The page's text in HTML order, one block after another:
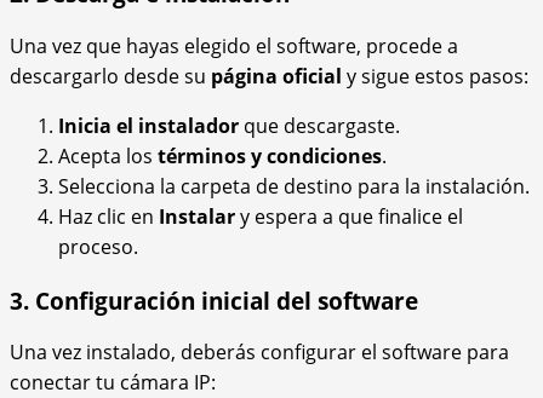
Una vez que hayas elegido el software, procede a
descargarlo desde su página oficial y sigue estos pasos:
Inicia el instalador que descargaste.
Acepta los términos y condiciones.
Selecciona la carpeta de destino para la instalación.
Haz clic en Instalary espera a que finalice el
proceso.
3. Configuración inicial del software
Una vez instalado, deberás configurar el software para
conectar tu cámara IP: